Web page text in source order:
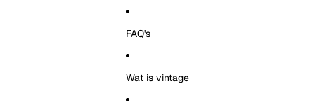
FAQ's
Wat is vintage